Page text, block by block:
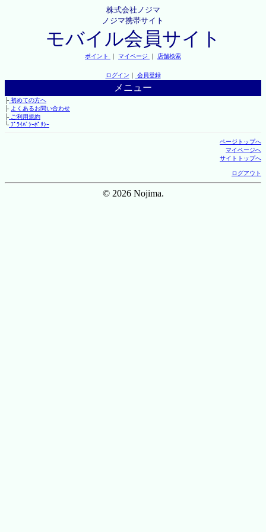
株式会社ノジマ
ノジマ携帯サイト
モバイル会員サイト
ポイント ｜ マイページ ｜ 店舗検索
ログイン ｜ 会員登録
メニュー
├初めての方へ
├ よくあるお問い合わせ
├ご利用規約
└ﾌﾟﾗｲﾊﾞｼｰﾎﾟﾘｼｰ
ページトップへ
マイページへ
サイトトップへ
ログアウト
© 2026 Nojima.